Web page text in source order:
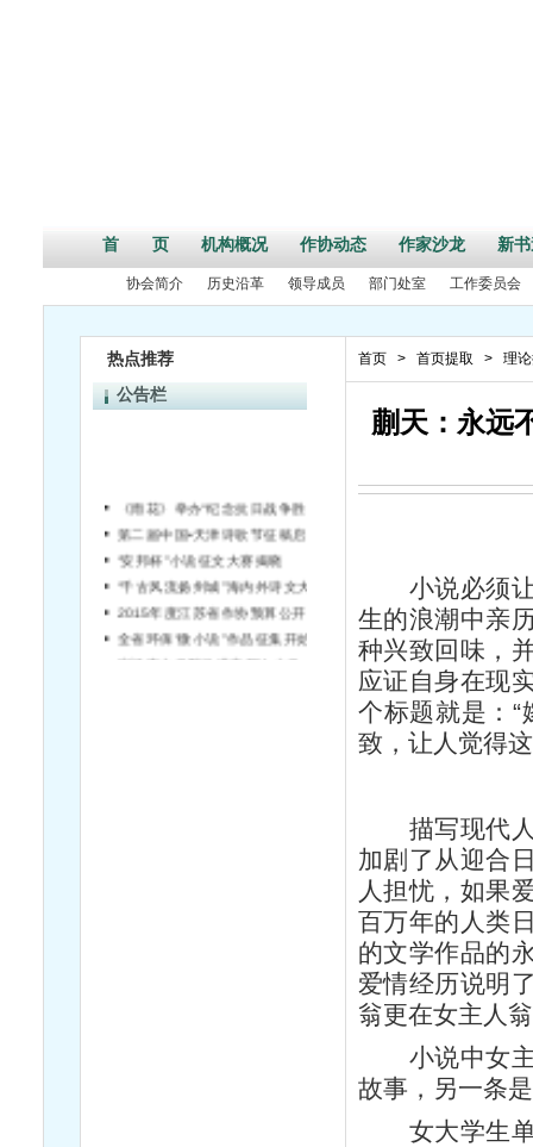
首 页 机构概况 作协动态 作家沙龙 新
协会简介 历史沿革 领导成员 部门处室 工作委员会
热点推荐
公告栏
第二届中国•天津诗歌节征稿启事
“安邦杯”小说征文大赛揭晓
首页 > 首页提取 > 理
蒯天：永远
小说必须让
生的浪潮中亲
种兴致回味，
应证自身在现
个标题就是：
致，让人觉得
描写现代人
加剧了从迎合
人担忧，如果
百万年的人类
的文学作品的
爱情经历说明
翁更在女主人
小说中女主
故事，另一条
女大学生单